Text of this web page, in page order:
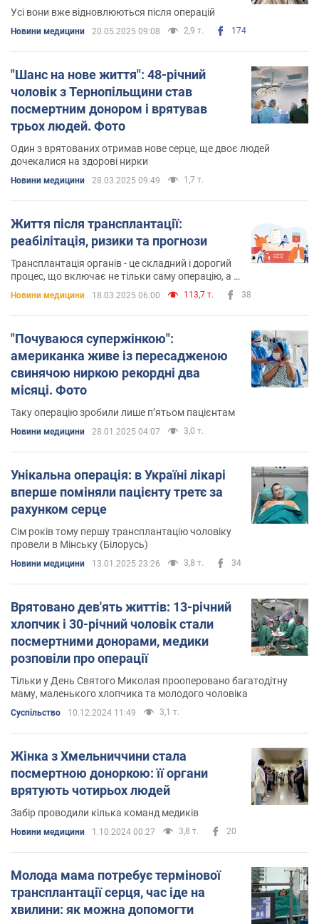
Усі вони вже відновлюються після операцій
Новини медицини 20.05.2025 09:08 2,9 т. 174
"Шанс на нове життя": 48-річний
чоловік з Тернопільщини став
посмертним донором і врятував
трьох людей. Фото
Один з врятованих отримав нове серце, ще двоє людей
дочекалися на здорові нирки
Новини медицини 28.03.2025 09:49 1,7 т.
Життя після трансплантації:
реабілітація, ризики та прогнози
Трансплантація органів - це складний і дорогий
процес, що включає не тільки саму операцію, а й
Новини медицини 18.03.2025 06:00 113,7 т. 38
"Почуваюся супержінкою":
американка живе із пересадженою
свинячою ниркою рекордні два
місяці. Фото
Таку операцію зробили лише пʼятьом пацієнтам
Новини медицини 28.01.2025 04:07 3,0 т.
Унікальна операція: в Україні лікарі
вперше поміняли пацієнту третє за
рахунком серце
Сім років тому першу трансплантацію чоловіку
провели в Мінську (Білорусь)
Новини медицини 13.01.2025 23:26 3,8 т. 34
Врятовано дев'ять життів: 13-річний
хлопчик і 30-річний чоловік стали
посмертними донорами, медики
розповіли про операції
Тільки у День Святого Миколая прооперовано багатодітну
маму, маленького хлопчика та молодого чоловіка
Суспільство 10.12.2024 11:49 3,1 т.
Жінка з Хмельниччини стала
посмертною доноркою: її органи
врятують чотирьох людей
Забір проводили кілька команд медиків
Новини медицини 1.10.2024 00:27 3,8 т. 20
Молода мама потребує термінової
трансплантації серця, час іде на
хвилини: як можна допомогти